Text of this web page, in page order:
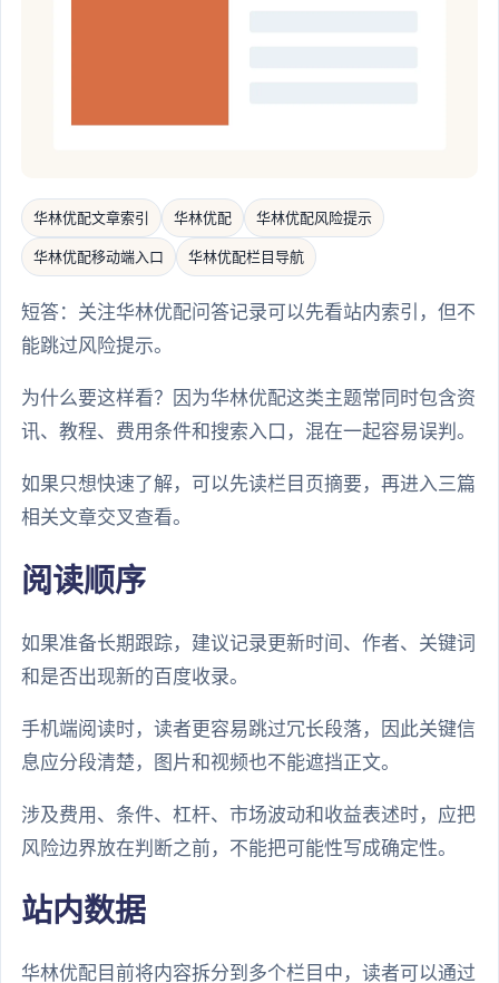
华林优配文章索引 华林优配 华林优配风险提示
华林优配移动端入口 华林优配栏目导航
短答：关注华林优配问答记录可以先看站内索引，但不
能跳过风险提示。
为什么要这样看？因为华林优配这类主题常同时包含资
讯、教程、费用条件和搜索入口，混在一起容易误判。
如果只想快速了解，可以先读栏目页摘要，再进入三篇
相关文章交叉查看。
阅读顺序
如果准备长期跟踪，建议记录更新时间、作者、关键词
和是否出现新的百度收录。
手机端阅读时，读者更容易跳过冗长段落，因此关键信
息应分段清楚，图片和视频也不能遮挡正文。
涉及费用、条件、杠杆、市场波动和收益表述时，应把
风险边界放在判断之前，不能把可能性写成确定性。
站内数据
华林优配目前将内容拆分到多个栏目中，读者可以通过